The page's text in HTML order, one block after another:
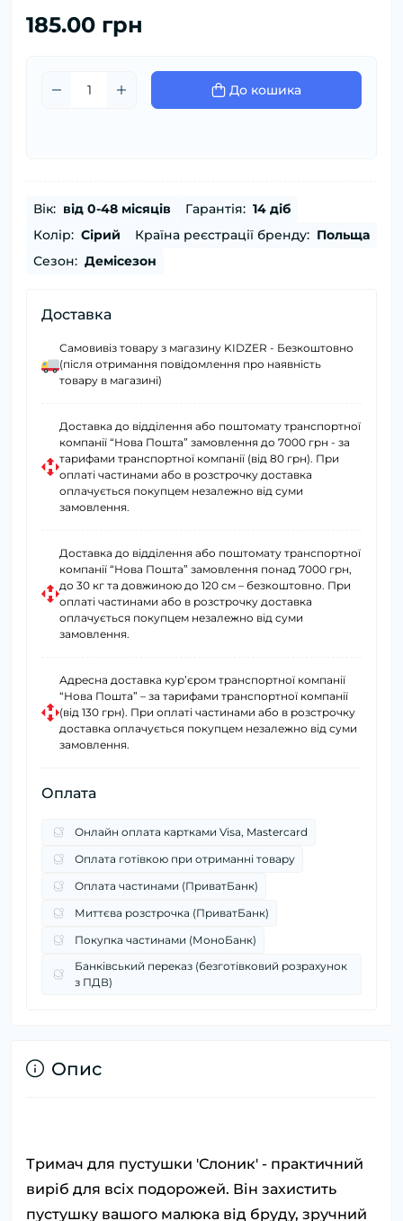
185.00 грн
До кошика
Вік: від 0-48 місяців Гарантія: 14 діб
Колір: Сірий Країна реєстрації бренду: Польща
Сезон: Демісезон
Доставка
Самовивіз товару з магазину KIDZER - Безкоштовно
(після отримання повідомлення про наявність
товару в магазині)
Доставка до відділення або поштомату транспортної
компанії “Нова Пошта” замовлення до 7000 грн - за
тарифами транспортної компанії (від 80 грн). При
оплаті частинами або в розстрочку доставка
оплачується покупцем незалежно від суми
замовлення.
Доставка до відділення або поштомату транспортної
компанії “Нова Пошта” замовлення понад 7000 грн,
до 30 кг та довжиною до 120 см – безкоштовно. При
оплаті частинами або в розстрочку доставка
оплачується покупцем незалежно від суми
замовлення.
Адресна доставка курʼєром транспортної компанії
“Нова Пошта” – за тарифами транспортної компанії
(від 130 грн). При оплаті частинами або в розстрочку
доставка оплачується покупцем незалежно від суми
замовлення.
Оплата
Онлайн оплата картками Visa, Mastercard
Оплата готівкою при отриманні товару
Оплата частинами (ПриватБанк)
Миттєва розстрочка (ПриватБанк)
Покупка частинами (МоноБанк)
Банківський переказ (безготівковий розрахунок
з ПДВ)
Опис
Тримач для пустушки 'Слоник' - практичний
виріб для всіх подорожей. Він захистить
пустушку вашого малюка від бруду, зручний